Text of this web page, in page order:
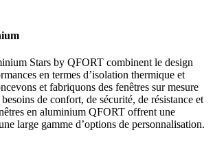
Stars by QFORT combinent le design
en termes d’isolation thermique et
et fabriquons des fenêtres sur mesure
de confort, de sécurité, de résistance et
en aluminium QFORT offrent une
large gamme d’options de personnalisation.